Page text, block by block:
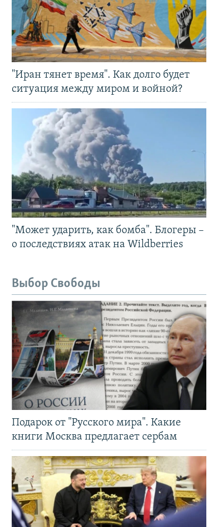
"Иран тянет время". Как долго будет
ситуация между миром и войной?
"Может ударить, как бомба". Блогеры –
о последствиях атак на Wildberries
Выбор Свободы
Подарок от "Русского мира". Какие
книги Москва предлагает сербам